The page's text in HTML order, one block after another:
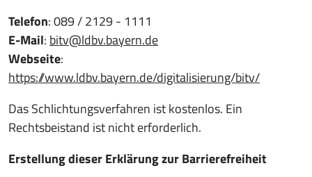
Telefon: 089 / 2129 - 1111
E-Mail: bitv@ldbv.bayern.de
Webseite:
https://www.ldbv.bayern.de/digitalisierung/bitv/
Das Schlichtungsverfahren ist kostenlos. Ein
Rechtsbeistand ist nicht erforderlich.
Erstellung dieser Erklärung zur Barrierefreiheit